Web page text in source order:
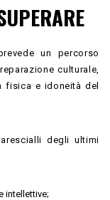
un percorso
culturale,
fisica e idoneità del
degli ultimi
intellettive;